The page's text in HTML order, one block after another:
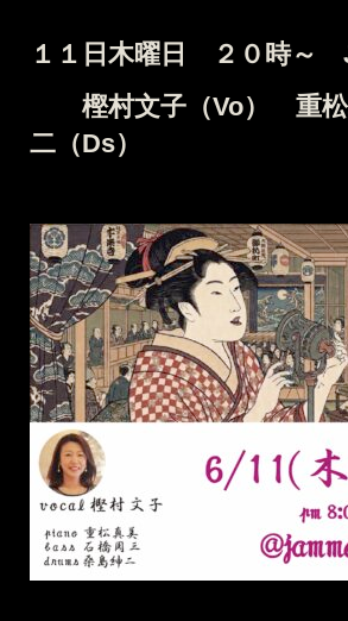
１１日木曜日 ２０時～
樫村文子（Vo）
重
二（Ds）